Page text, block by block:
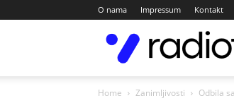
O nama Impressum Kontakt
Home Zanimljivosti Odbila